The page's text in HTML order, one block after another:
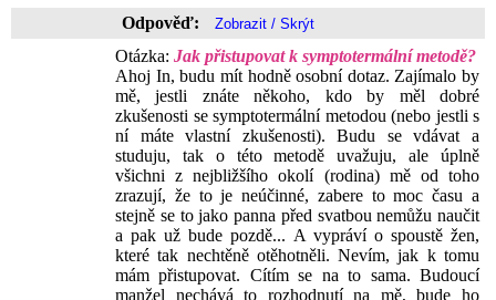
Odpověď:
Otázka: Jak přistupovat k symptotermální metodě?
Ahoj In, budu mít hodně osobní dotaz. Zajímalo by
mě, jestli znáte někoho, kdo by měl dobré
zkušenosti se symptotermální metodou (nebo jestli s
ní máte vlastní zkušenosti). Budu se vdávat a
studuju, tak o této metodě uvažuju, ale úplně
všichni z nejbližšího okolí (rodina) mě od toho
zrazují, že to je neúčinné, zabere to moc času a
stejně se to jako panna před svatbou nemůžu naučit
a pak už bude pozdě... A vypráví o spoustě žen,
které tak nechtěně otěhotněli. Nevím, jak k tomu
mám přistupovat. Cítím se na to sama. Budoucí
manžel nechává to rozhodnutí na mě, bude ho